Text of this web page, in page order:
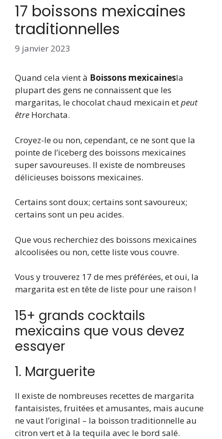
17 boissons mexicaines
traditionnelles
9 janvier 2023
Quand cela vient à Boissons mexicainesla
plupart des gens ne connaissent que les
margaritas, le chocolat chaud mexicain etpeut
être Horchata.
Croyez-le ou non, cependant, ce ne sont que la
pointe de l’iceberg des boissons mexicaines
super savoureuses. Il existe de nombreuses
délicieuses boissons mexicaines.
Certains sont doux; certains sont savoureux;
certains sont un peu acides.
Que vous recherchiez des boissons mexicaines
alcoolisées ou non, cette liste vous couvre.
Vous y trouverez 17 de mes préférées, et oui, la
margarita est en tête de liste pour une raison !
15+ grands cocktails
mexicains que vous devez
essayer
1. Marguerite
Il existe de nombreuses recettes de margarita
fantaisistes, fruitées et amusantes, mais aucune
ne vaut l’original – la boisson traditionnelle au
citron vert et à la tequila avec le bord salé.